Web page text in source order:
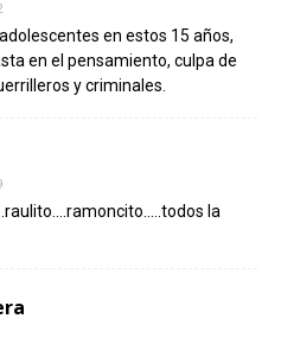
en estos 15 años,
en el pensamiento, culpa de
y criminales.
la